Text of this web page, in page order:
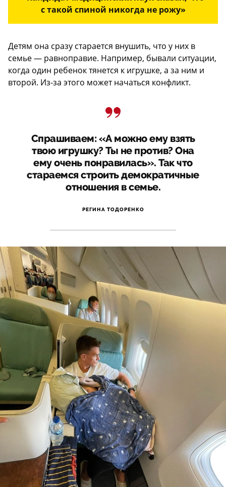
с такой спиной никогда не рожу»
Детям она сразу старается внушить, что у них в
семье — равноправие. Например, бывали ситуации,
когда один ребенок тянется к игрушке, а за ним и
второй. Из-за этого может начаться конфликт.
Спрашиваем: «А можно ему взять
твою игрушку? Ты не против? Она
ему очень понравилась». Так что
стараемся строить демократичные
отношения в семье.
РЕГИНА ТОДОРЕНКО